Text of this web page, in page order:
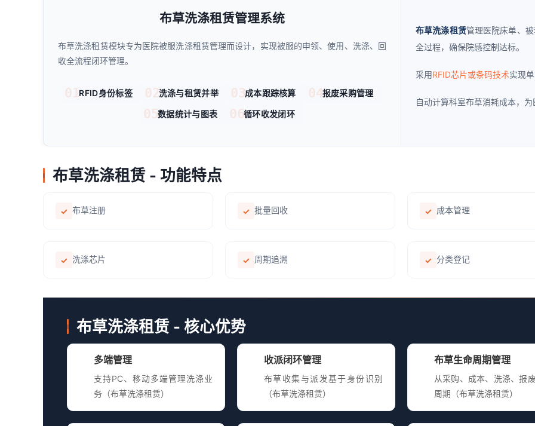
布草洗涤租赁管理系统
布草洗涤租赁模块专为医院被服洗涤租赁管理而设计，实现被服的申领、使用、洗涤、回
收全流程闭环管理。
01RFID身份标签 02洗涤与租赁并举 03成本跟踪核算 04报废采购管理
05数据统计与图表 06循环收发闭环
布草洗涤租赁管理医院床单、
全过程，确保院感控制达标。
采用RFID芯片或条码技术实现
自动计算科室布草消耗成本，
布草洗涤租赁 - 功能特点
✓ 布草注册 ✓ 批量回收 ✓ 成本管理
✓ 洗涤芯片 ✓ 周期追溯 ✓ 分类登记
布草洗涤租赁 - 核心优势
多端管理
支持PC、移动多端管理洗涤业
务（布草洗涤租赁）
收派闭环管理
布草收集与派发基于身份识别
（布草洗涤租赁）
布草生命周期管理
从采购、成本、洗涤、报
周期（布草洗涤租赁）